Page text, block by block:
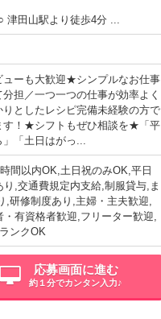
田山駅より徒歩4分 ...
ーも大歓迎★シンプルなお仕事
担／一つ一つの仕事が効率よく
としたレシピ完備未経験の方で
す！★シフトもぜひ相談を★「平
「土日はがっ...
間以内OK,土日祝のみOK,平日
,交通費規定内支給,制服貸与,ま
研修制度あり,主婦・主夫歓迎,
有資格者歓迎,フリーター歓迎,
ンクOK
応募画面に進む
約１分でカンタン入力♪